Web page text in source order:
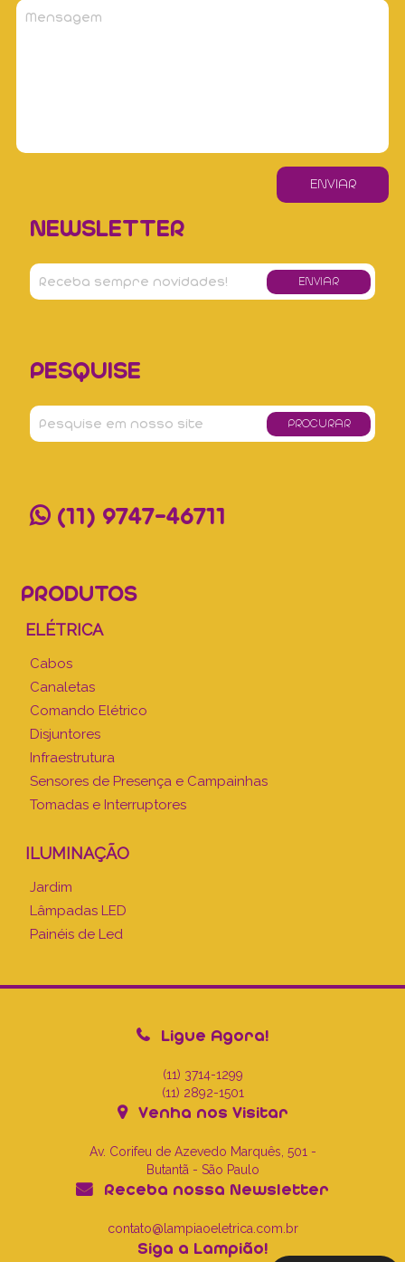
NEWSLETTER
PESQUISE
(11) 9747-46711
PRODUTOS
ELÉTRICA
Cabos
Canaletas
Comando Elétrico
Disjuntores
Infraestrutura
Sensores de Presença e Campainhas
Tomadas e Interruptores
ILUMINAÇÃO
Jardim
Lâmpadas LED
Painéis de Led
Ligue Agora!
(11) 3714-1299
(11) 2892-1501
Venha nos Visitar
Av. Corifeu de Azevedo Marquês, 501 -
Butantã - São Paulo
Receba nossa Newsletter
contato@lampiaoeletrica.com.br
Siga a Lampião!